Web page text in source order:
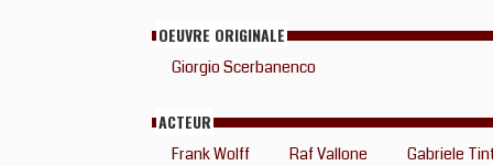
OEUVRE ORIGINALE
Giorgio Scerbanenco
ACTEUR
Frank Wolff Raf Vallone
Gabriele